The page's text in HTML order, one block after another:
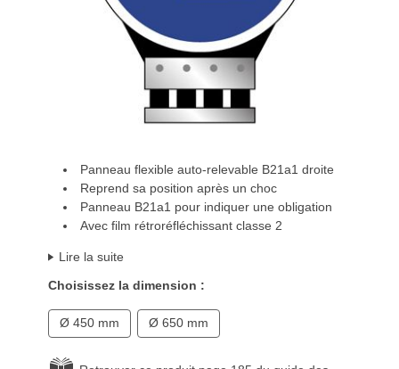
Panneau flexible auto-relevable B21a1 droite
Reprend sa position après un choc
Panneau B21a1 pour indiquer une obligation
Avec film rétroréfléchissant classe 2
Lire la suite
Choisissez la dimension :
Ø 450 mm Ø 650 mm